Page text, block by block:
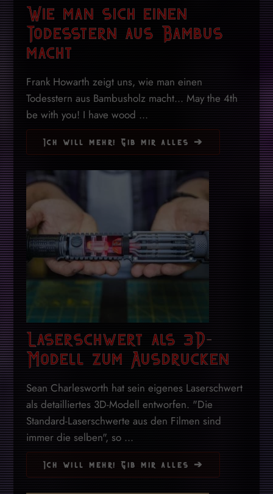
Wie man sich einen
Todesstern aus Bambus
macht
Frank Howarth zeigt uns, wie man einen
Todesstern aus Bambusholz macht... May the 4th
be with you! I have wood ...
Ich will mehr! Gib mir alles ➔
Laserschwert als 3D-
Modell zum Ausdrucken
Sean Charlesworth hat sein eigenes Laserschwert
als detailliertes 3D-Modell entworfen. "Die
Standard-Laserschwerte aus den Filmen sind
immer die selben", so ...
Ich will mehr! Gib mir alles ➔